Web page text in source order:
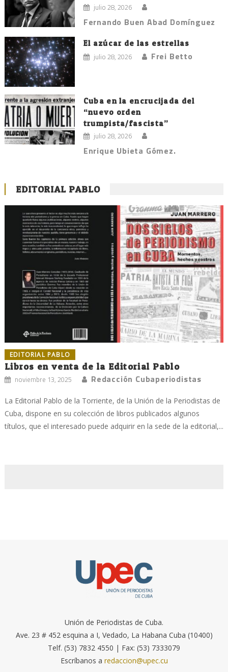
julio 28, 2026
Fernando Buen Abad Domínguez
El azúcar de las estrellas
julio 28, 2026 Frei Betto
Cuba en la encrucijada del
“nuevo orden
trumpista/fascista”
julio 28, 2026
Enrique Ubieta Gómez.
EDITORIAL PABLO
EDITORIAL PABLO
Libros en venta de la Editorial Pablo
noviembre 13, 2025 Redacción Cubaperiodistas
La Editorial Pablo de la Torriente, de la Unión de la Periodistas de
Cuba, dispone en su colección de libros publicados algunos
títulos, que el interesado puede adquirir en la sede de la editorial,...
Unión de Periodistas de Cuba.
Ave. 23 # 452 esquina a I, Vedado, La Habana Cuba (10400)
Telf. (53) 7832 4550 | Fax: (53) 7333079
Escríbanos a redaccion@upec.cu